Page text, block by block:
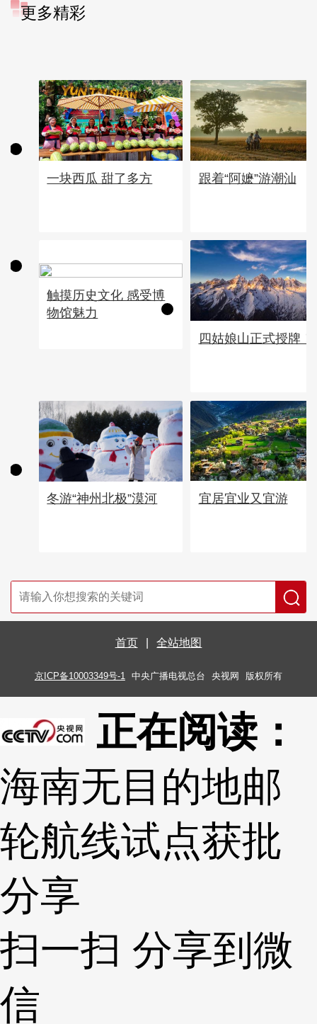
更多精彩
一块西瓜 甜了多方 跟着“阿嬷”游潮汕
触摸历史文化 感受博
物馆魅力
四姑娘山正式授牌！
冬游“神州北极”漠河 宜居宜业又宜游
首页 全站地图
京ICP备10003349号-1 中央广播电视总台 央视网 版权所有
正在阅读：
海南无目的地邮
轮航线试点获批
分享
扫一扫 分享到微
信